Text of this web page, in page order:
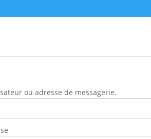
ou adresse de messagerie.